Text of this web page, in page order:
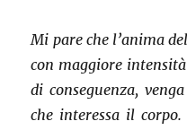
Mi pare che l’anima
con maggiore
di conseguenza,
che interessa il